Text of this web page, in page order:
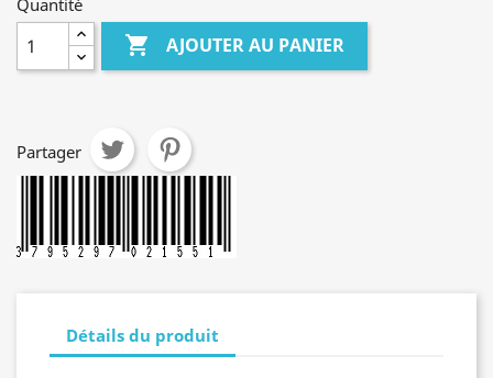
Quantité
 AJOUTER AU PANIER
Partager
Détails du produit